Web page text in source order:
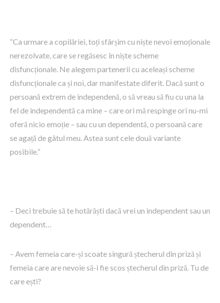
“Ca urmare a copilăriei, toți sfârșim cu niște nevoi emoționale
nerezolvate, care se regăsesc în niște scheme
disfuncționale. Ne alegem partenerii cu aceleași scheme
disfuncționale ca și noi, dar manifestate diferit. Dacă sunt o
persoană extrem de independenă, o să vreau să fiu cu una la
fel de independentă ca mine – care ori mă respinge ori nu-mi
oferă nicio emoție – sau cu un dependentă, o persoană care
se agață de gâtul meu. Astea sunt cele două variante
posibile.”
– Deci trebuie să te hotărăști dacă vrei un independent sau un
dependent…
– Avem femeia care-și scoate singură ștecherul din priză și
femeia care are nevoie să-i fie scos ștecherul din priză. Tu de
care ești?